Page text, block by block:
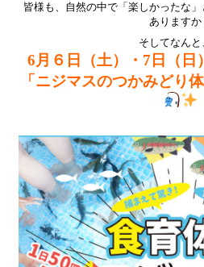
皆様も、自然の中で「楽しかったな
ありますか
そしてなんと
6月６日（土）・7日（日
「ニジマスのつかみどり